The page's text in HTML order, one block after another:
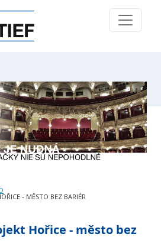
- MĚSTO BEZ BARIÉR
Hořice - město bez